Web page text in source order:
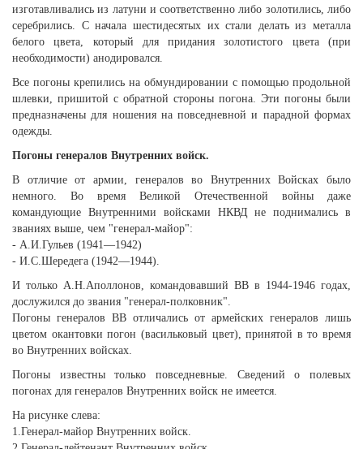
изготавливались из латуни и соответственно либо золотились, либо
серебрились. С начала шестидесятых их стали делать из металла
белого цвета, который для придания золотистого цвета (при
необходимости) анодировался.
Все погоны крепились на обмундировании с помощью продольной
шлевки, пришитой с обратной стороны погона. Эти погоны были
предназначены для ношения на повседневной и парадной формах
одежды.
Погоны генералов Внутренних войск.
В отличие от армии, генералов во Внутренних Войсках было
немного. Во время Великой Отечественной войны даже
командующие Внутренними войсками НКВД не поднимались в
званиях выше, чем "генерал-майор":
- А.И.Гульев (1941—1942)
- И.С.Шередега (1942—1944).
И только А.Н.Аполлонов, командовавший ВВ в 1944-1946 годах,
дослужился до звания "генерал-полковник".
Погоны генералов ВВ отличались от армейских генералов лишь
цветом окантовки погон (васильковый цвет), принятой в то время
во Внутренних войсках.
Погоны известны только повседневные. Сведений о полевых
погонах для генералов Внутренних войск не имеется.
На рисунке слева:
1.Генерал-майор Внутренних войск.